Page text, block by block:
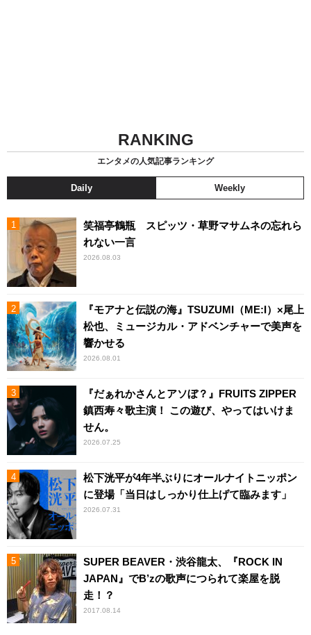
RANKING
エンタメの人気記事ランキング
Daily Weekly
笑福亭鶴瓶 スピッツ・草野マサムネの忘れら
れない一言
2026.08.03
『モアナと伝説の海』TSUZUMI（ME:I）×尾上
松也、ミュージカル・アドベンチャーで美声を
響かせる
2026.08.01
『だぁれかさんとアソぼ？』FRUITS ZIPPER
鎮西寿々歌主演！ この遊び、やってはいけま
せん。
2026.07.25
松下洸平が4年半ぶりにオールナイトニッポン
に登場「当日はしっかり仕上げて臨みます」
2026.07.31
SUPER BEAVER・渋谷龍太、『ROCK IN
JAPAN』でB’zの歌声につられて楽屋を脱
走！？
2017.08.14